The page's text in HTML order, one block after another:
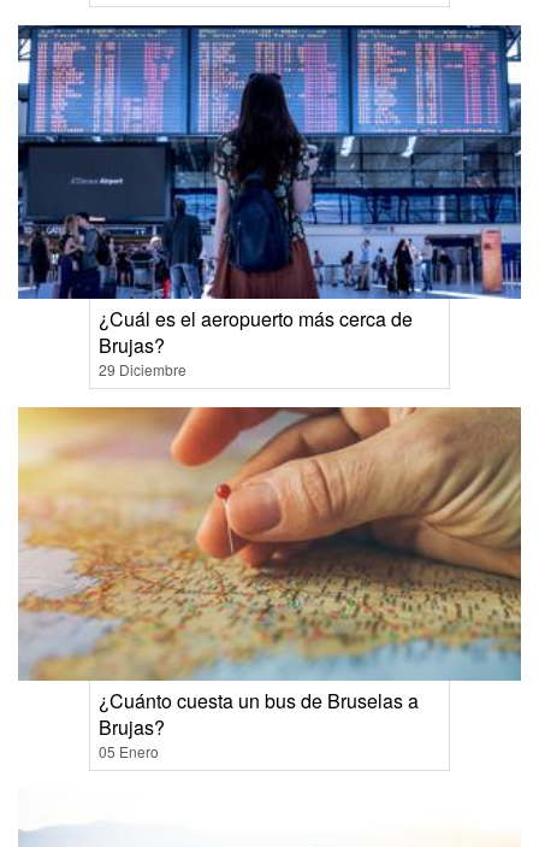
¿Cuál es el aeropuerto más cerca de
Brujas?
29 Diciembre
¿Cuánto cuesta un bus de Bruselas a
Brujas?
05 Enero